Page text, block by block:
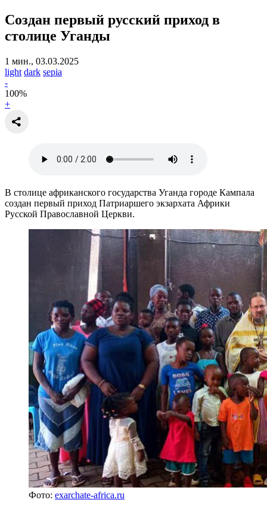
Создан первый русский приход в
столице Уганды
1 мин., 03.03.2025
light dark sepia
-
100%
+
В столице африканского государства Уганда городе Кампала
создан первый приход Патриаршего экзархата Африки
Русской Православной Церкви.
Фото: exarchate-africa.ru